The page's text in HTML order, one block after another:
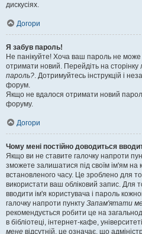
дискусіях.
Догори
Я забув пароль!
Не панікуйте! Хоча ваш пароль не може
отримати новий. Перейдіть на сторінку
пароль?. Дотримуйтесь інструкцій і
форум.
Якщо не вдалося отримати новий
форуму.
Догори
Чому мені постійно доводиться
Якщо ви не ставите галочку напроти
зможете залишатися під своїм ім'ям на
встановленого часу. Це зроблено для
використати ваш обліковий запис. Для
вводити ім'я користувача і пароль
галочку напроти пункту Запам'ятати
рекомендується робити це на
в бібліотеці, інтернет-кафе,
мене відсутній, це означає, що